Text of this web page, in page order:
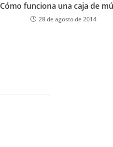
Cómo funciona una caja de
28 de agosto de 2014